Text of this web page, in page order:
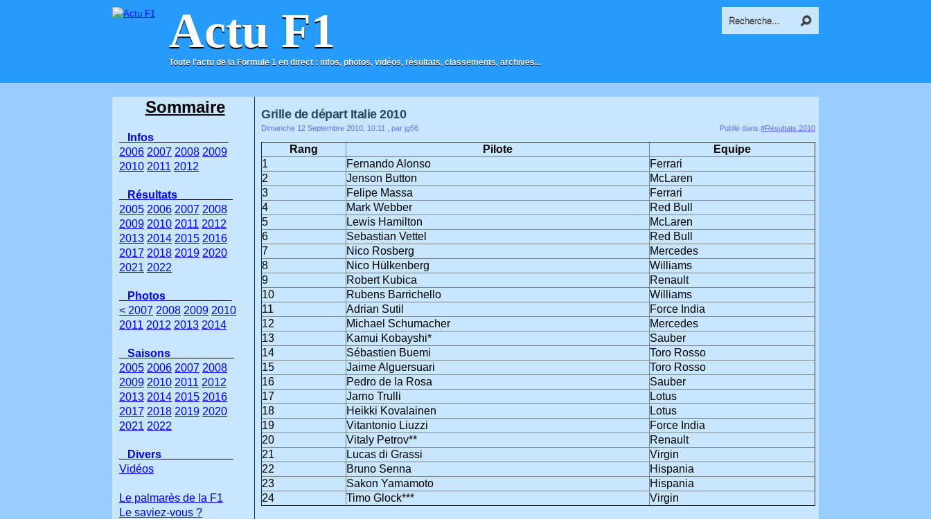
Actu F1
Toute l'actu de la Formule 1 en direct : infos, photos, vidéos, résultats, classements, archives...
ACCUEIL CONTACT
Grille de départ Italie 2010
Dimanche 12 Septembre 2010, 10:11 , par jg56 Publié dans #Résultats 2010
Rang Pilote
Equipe
1
Fernando Alonso
Ferrari
2
Jenson Button
McLaren
3
Felipe Massa
Ferrari
4
Mark Webber
Red Bull
5
Lewis Hamilton
McLaren
6
Sebastian Vettel
Red Bull
7
Nico Rosberg
Mercedes
8
Nico Hülkenberg
Williams
9
Robert Kubica
Renault
10
Rubens Barrichello
Williams
11
Adrian Sutil
Force India
12
Michael Schumacher
Mercedes
13
Kamui Kobayshi*
Sauber
14
Sébastien Buemi
Toro Rosso
15
Jaime Alguersuari
Toro Rosso
16
Pedro de la Rosa
Sauber
17
Jarno Trulli
Lotus
18
Heikki Kovalainen
Lotus
19
Vitantonio Liuzzi
Force India
20
Vitaly Petrov**
Renault
21
Lucas di Grassi
Virgin
22
Bruno Senna
Hispania
23
Sakon Yamamoto
Hispania
24
Timo Glock*** Virgin
Sommaire
Infos
2006 2007 2008 2009
2010 2011 2012
Résultats
2005 2006 2007 2008
2009 2010 2011 2012
2013 2014 2015 2016
2017 2018 2019 2020
2021 2022
Photos
< 2007 2008 2009 2010
2011 2012 2013 2014
Saisons
2005 2006 2007 2008
2009 2010 2011 2012
2013 2014 2015 2016
2017 2018 2019 2020
2021 2022
Divers
Vidéos
Le palmarès de la F1
Le saviez-vous ?